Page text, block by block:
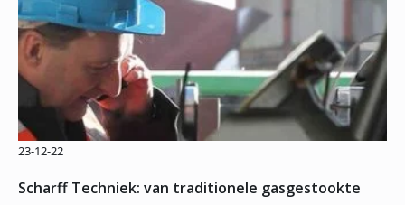
Scharff Techniek: van traditionele gasgestookte
23-12-22